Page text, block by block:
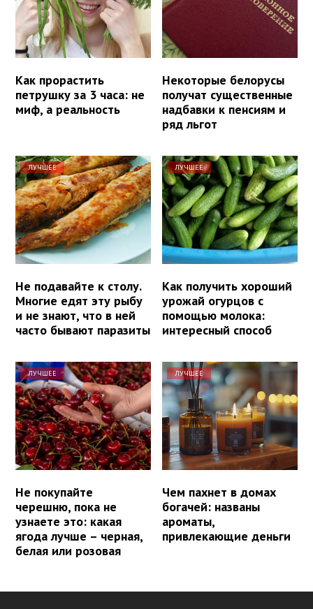
Как прорастить
петрушку за 3 часа: не
миф, а реальность
Некоторые белорусы
получат существенные
надбавки к пенсиям и
ряд льгот
ЛУЧШЕЕ
Не подавайте к столу.
Многие едят эту рыбу
и не знают, что в ней
часто бывают паразиты
ЛУЧШЕЕ
Как получить хороший
урожай огурцов с
помощью молока:
интересный способ
ЛУЧШЕЕ
Не покупайте
черешню, пока не
узнаете это: какая
ягода лучше – черная,
белая или розовая
ЛУЧШЕЕ
Чем пахнет в домах
богачей: названы
ароматы,
привлекающие деньги